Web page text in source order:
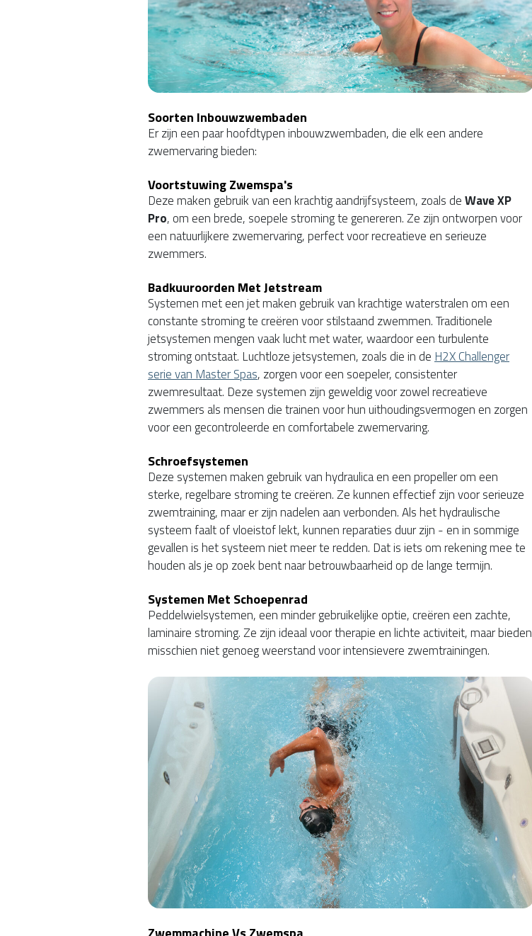
Soorten Inbouwzwembaden
Er zijn een paar hoofdtypen inbouwzwembaden, die elk een andere
zwemervaring bieden:
Voortstuwing Zwemspa's
Deze maken gebruik van een krachtig aandrijfsysteem, zoals deWave XP
Pro, om een brede, soepele stroming te genereren. Ze zijn ontworpen voor
een natuurlijkere zwemervaring, perfect voor recreatieve en serieuze
zwemmers.
Badkuuroorden Met Jetstream
Systemen met een jet maken gebruik van krachtige waterstralen om een
constante stroming te creëren voor stilstaand zwemmen. Traditionele
jetsystemen mengen vaak lucht met water, waardoor een turbulente
stroming ontstaat. Luchtloze jetsystemen, zoals die in de H2X Challenger
serie van Master Spas, zorgen voor een soepeler, consistenter
zwemresultaat. Deze systemen zijn geweldig voor zowel recreatieve
zwemmers als mensen die trainen voor hun uithoudingsvermogen en zorgen
voor een gecontroleerde en comfortabele zwemervaring.
Schroefsystemen
Deze systemen maken gebruik van hydraulica en een propeller om een
sterke, regelbare stroming te creëren. Ze kunnen effectief zijn voor serieuze
zwemtraining, maar er zijn nadelen aan verbonden. Als het hydraulische
systeem faalt of vloeistof lekt, kunnen reparaties duur zijn - en in sommige
gevallen is het systeem niet meer te redden. Dat is iets om rekening mee te
houden als je op zoek bent naar betrouwbaarheid op de lange termijn.
Systemen Met Schoepenrad
Peddelwielsystemen, een minder gebruikelijke optie, creëren een zachte,
laminaire stroming. Ze zijn ideaal voor therapie en lichte activiteit, maar bieden
misschien niet genoeg weerstand voor intensievere zwemtrainingen.